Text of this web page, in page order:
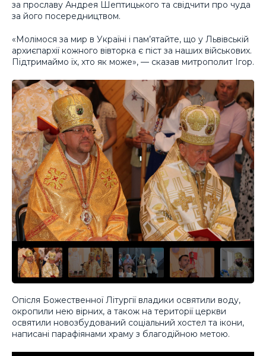
за прославу Андрея Шептицького та свідчити про чуда
за його посередництвом.
«Молімося за мир в Україні і пам’ятайте, що у Львівській
архиєпархії кожного вівторка є піст за наших військових.
Підтримаймо їх, хто як може», — сказав митрополит Ігор.
Опісля Божественної Літургії владики освятили воду,
окропили нею вірних, а також на території церкви
освятили новозбудований соціальний хостел та ікони,
написані парафіянами храму з благодійною метою.